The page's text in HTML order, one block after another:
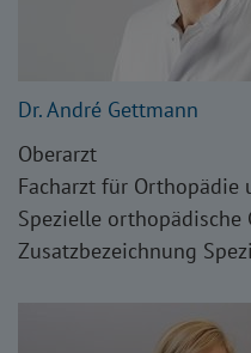
Dr. André Gettmann
Oberarzt
Facharzt für Orthopädie
Spezielle orthopädische
Zusatzbezeichnung